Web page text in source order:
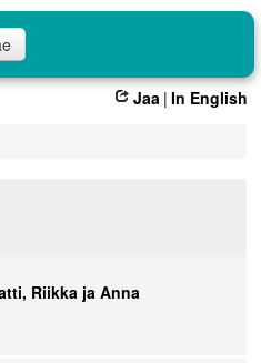
Jaa | In English
Riikka ja Anna